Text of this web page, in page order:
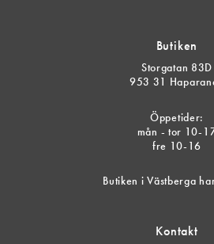
Butiken
Storgatan 83D
953 31
Öppetider:
mån - tor 10-
fre 10-16
Butiken i Västberga
Kontakt